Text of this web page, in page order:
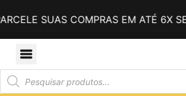
SUAS COMPRAS EM ATÉ 6X